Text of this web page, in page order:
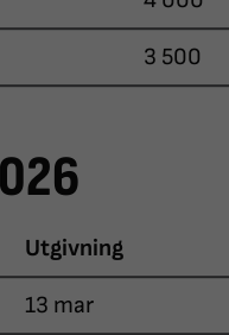
3 500
Utgivning
13 mar